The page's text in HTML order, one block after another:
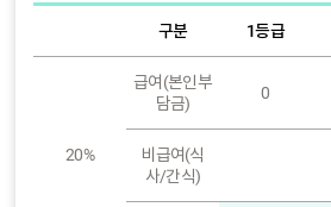
구분 1등급
20%
급여(본인부
담금)
0
비급여(식
사/간식)